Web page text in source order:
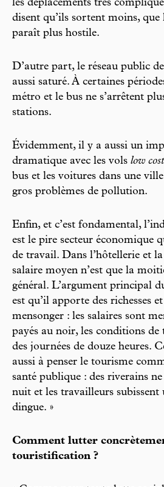
les déplacements très
disent qu’ils sortent moins, que
paraît plus hostile.
D’autre part, le réseau public
aussi saturé. À certaines
métro et le bus ne s’arrêtent
stations.
Évidemment, il y a aussi un
dramatique avec les vols low cost
bus et les voitures dans une
gros problèmes de pollution.
Enfin, et c’est fondamental,
est le pire secteur économique
de travail. Dans l’hôtellerie et
salaire moyen n’est que la
général. L’argument principal
est qu’il apporte des richesses
mensonger : les salaires sont
payés au noir, les conditions de
des journées de douze heures.
aussi à penser le tourisme
santé publique : des riverains
nuit et les travailleurs subissent
dingue. »
Comment lutter
touristification ?